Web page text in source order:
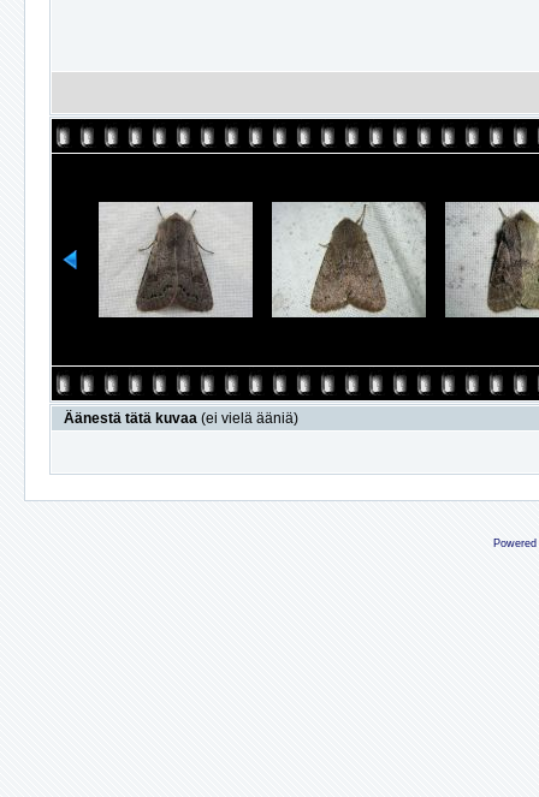
Äänestä tätä kuvaa (ei vielä ääniä)